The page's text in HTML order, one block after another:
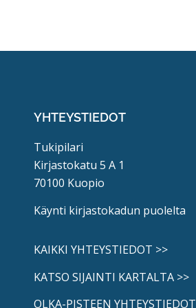
YHTEYSTIEDOT
Tukipilari
Kirjastokatu 5 A 1
70100 Kuopio
Käynti kirjastokadun puolelta
KAIKKI YHTEYSTIEDOT >>
KATSO SIJAINTI KARTALTA >>
OLKA-PISTEEN YHTEYSTIEDOT